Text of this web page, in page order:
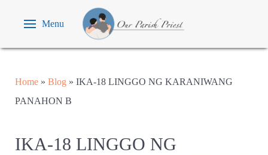
Menu
Home » Blog » IKA-18 LINGGO NG KARANIWANG
PANAHON B
IKA-18 LINGGO NG